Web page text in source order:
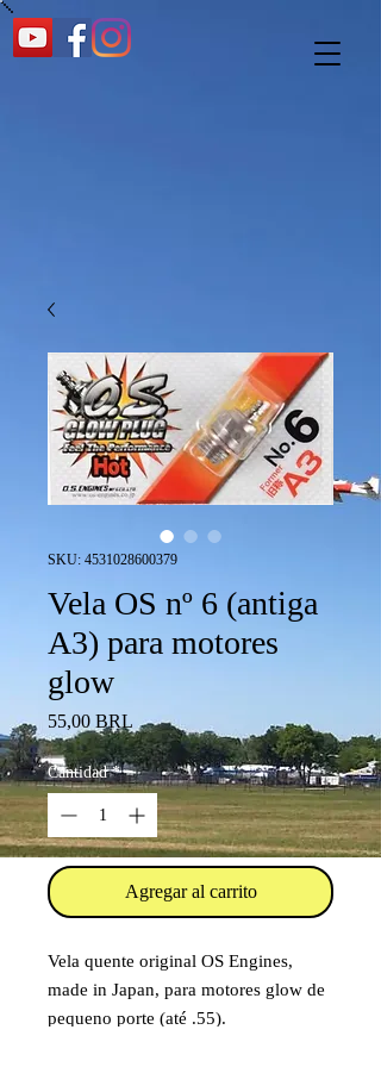
SKU: 4531028600379
Vela OS nº 6 (antiga
A3) para motores
glow
55,00 BRL Precio
Cantidad *
Agregar al carrito
Vela quente original OS Engines,
made in Japan, para motores glow de
pequeno porte (até .55).